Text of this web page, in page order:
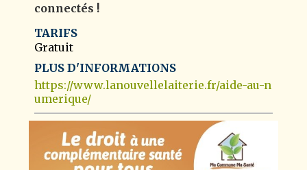
connectés !
TARIFS
Gratuit
PLUS D'INFORMATIONS
https://www.lanouvellelaiterie.fr/aide-au-n
umerique/